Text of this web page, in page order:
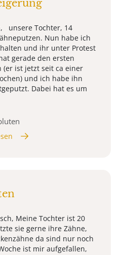
unsere Tochter, 14
Nun habe ich
und ihr unter Protest
gerade den ersten
(er ist jetzt seit ca einer
und ich habe ihn
Dabei hat es um
Meine Tochter ist 20
sie gerne ihre Zähne,
da sind nur noch
ist mir aufgefallen,